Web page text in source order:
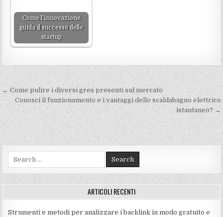
Come l’innovazione
guida il successo delle
startup
Navigazione
articoli
← Come pulire i diversi gres presenti sul mercato
Conosci il funzionamento e i vantaggi dello scaldabagno elettrico
istantaneo? →
Search
for:
ARTICOLI RECENTI
Strumenti e metodi per analizzare i backlink in modo gratuito e